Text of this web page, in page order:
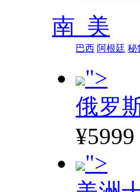
南 美
巴西 阿根廷 秘
">
俄罗
¥5999
">